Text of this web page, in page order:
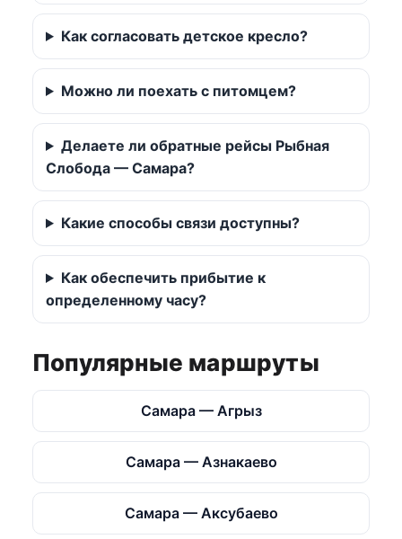
Как согласовать детское кресло?
Можно ли поехать с питомцем?
Делаете ли обратные рейсы Рыбная
Слобода — Самара?
Какие способы связи доступны?
Как обеспечить прибытие к
определенному часу?
Популярные маршруты
Самара — Агрыз
Самара — Азнакаево
Самара — Аксубаево